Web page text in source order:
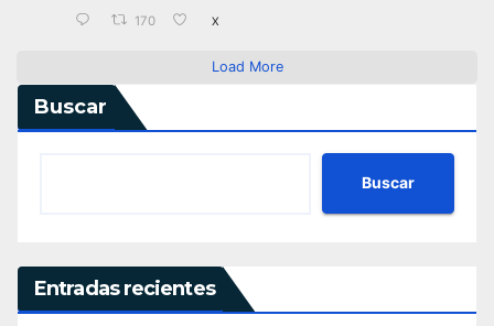
170 X
Load More
Buscar
Buscar
Entradas recientes